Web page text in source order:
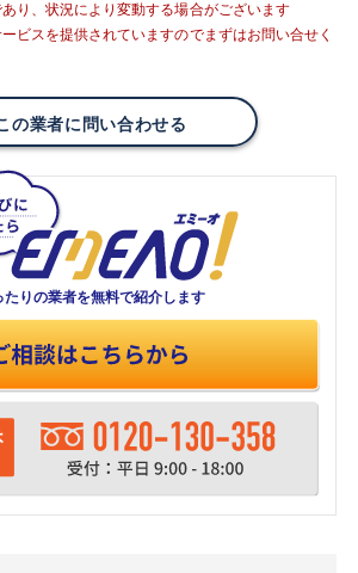
り、状況により変動する場合がございます
ビスを提供されていますのでまずはお問い合せく
の業者に問い合わせる
たりの業者を無料で紹介します